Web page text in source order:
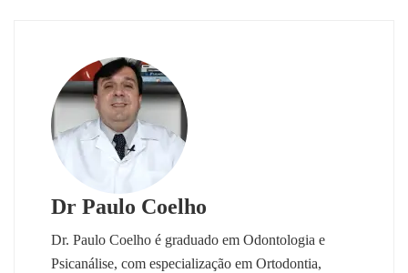
Dr Paulo Coelho
Dr. Paulo Coelho é graduado em Odontologia e
Psicanálise, com especialização em Ortodontia,